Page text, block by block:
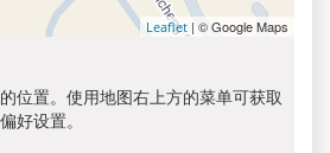
Leaflet | © Google Maps
位置。使用地图右上方的菜单可获取
好设置。